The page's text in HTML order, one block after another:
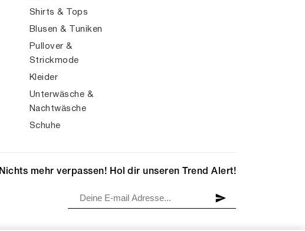
Shirts & Tops
Blusen & Tuniken
Pullover &
Strickmode
Kleider
Unterwäsche &
Nachtwäsche
Schuhe
Nichts mehr verpassen! Hol dir unseren Trend Alert!